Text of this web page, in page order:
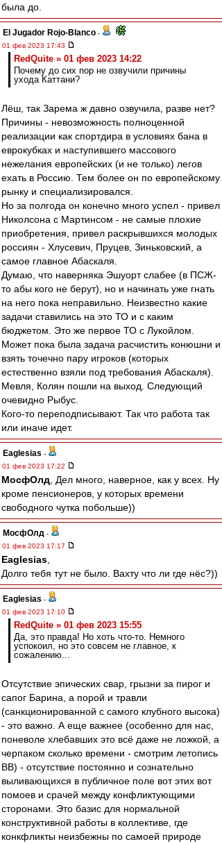
была до.
El Jugador Rojo-Blanco -
01 фев 2023 17:43
RedQuite » 01 фев 2023 14:22
Почему до сих пор не озвучили причины
ухода Каттани?
Лёш, так Зарема ж давно озвучила, разве нет?
Причины - невозможность полноценной
реализации как спортдира в условиях бана в
еврокубках и наступившего массового
нежелания европейских (и не только) легов
ехать в Россию. Тем более он по европейскому
рынку и специализировался.
Но за полгода он конечно много успел - привел
Николсона с Мартинсом - не самые плохие
приобретения, привел раскрывшихся молодых
россиян - Хлусевич, Пруцев, Зиньковский, а
самое главное Абаскаля.
Думаю, что наверняка Эшуорт слабее (в ПСЖ-
то абы кого не берут), но и начинать уже гнать
на него пока неправильно. Неизвестно какие
задачи ставились на это ТО и с каким
бюджетом. Это же первое ТО с Лукойлом.
Может пока была задача расчистить конюшни и
взять точечно пару игроков (которых
естественно взяли под требования Абаскаля).
Мевля, Колян пошли на выход. Следующий
очевидно Рыбус.
Кого-то переподписывают. Так что работа так
или иначе идет.
Eaglesias -
01 фев 2023 17:22
МосфОлд , Дел много, наверное, как у всех. Ну
кроме пенсионеров, у которых времени
свободного чутка побольше))
МосфОлд -
01 фев 2023 17:17
Eaglesias
Долго тебя тут не было. Вахту что ли где нёс?))
Eaglesias -
01 фев 2023 17:10
RedQuite » 01 фев 2023 15:55
Да, это правда! Но хоть что-то. Немного
успокоил, но это совсем не главное, к
сожалению...
Отсутствие эпических свар, грызни за пирог и
сапог Барина, а порой и травли
(санкционированной с самого клубного высока)
- это важно. А еще важнее (особенно для нас,
поневоле хлебавших это всё даже не ложкой, а
черпаком сколько времени - смотрим летопись
ВВ) - отсутствие постоянно и сознательно
выливающихся в публичное поле вот этих вот
помоев и срачей между конфликтующими
сторонами. Это базис для нормальной
конструктивной работы в коллективе, где
конкфликты неизбежны по самоей природе